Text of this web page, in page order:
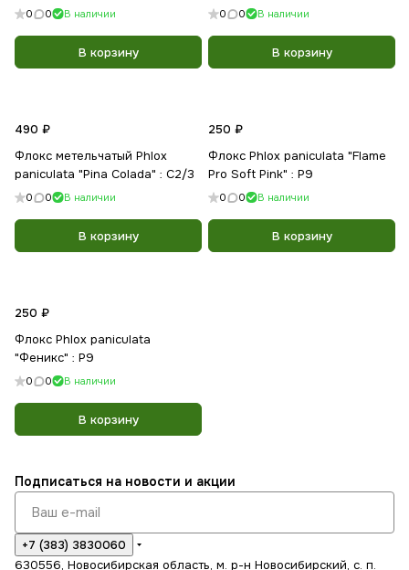
0 0 В наличии
В корзину
0 0 В наличии
В корзину
490 ₽
Флокс метельчатый Phlox
paniculata "Pina Colada" : С2/3
0 0 В наличии
В корзину
250 ₽
Флокс Phlox paniculata "Flame
Pro Soft Pink" : Р9
0 0 В наличии
В корзину
250 ₽
Флокс Phlox paniculata
"Феникс" : Р9
0 0 В наличии
В корзину
Подписаться на новости и акции
+7 (383) 3830060
630556, Новосибирская область, м. р-н Новосибирский, с. п.